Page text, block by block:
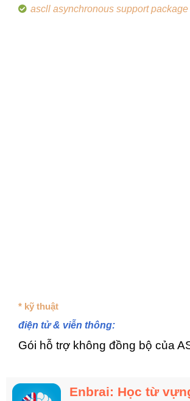
ascll asynchronous support package
* kỹ thuật
điện tử & viễn thông:
Gói hỗ trợ không đồng bộ của
Enbrai: Học từ